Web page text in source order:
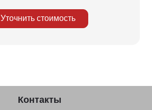
Уточнить стоимость
Контакты